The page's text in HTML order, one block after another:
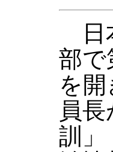
日
部で
を
員
訓」